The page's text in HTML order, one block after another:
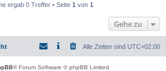
ergab 0 Treffer • Seite 1 von 1
Gehe zu
Alle Zeiten sind UTC+02:00
® Forum Software © phpBB Limited